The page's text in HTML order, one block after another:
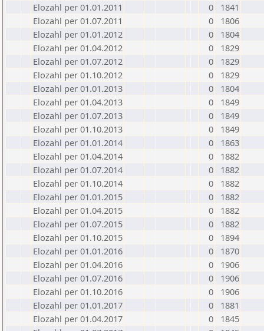
Elozahl per 01.01.2011
0
1841
Elozahl per 01.07.2011
0
1806
Elozahl per 01.01.2012
0
1804
Elozahl per 01.04.2012
0
1829
Elozahl per 01.07.2012
0
1829
Elozahl per 01.10.2012
0
1829
Elozahl per 01.01.2013
0
1804
Elozahl per 01.04.2013
0
1849
Elozahl per 01.07.2013
0
1849
Elozahl per 01.10.2013
0
1849
Elozahl per 01.01.2014
0
1863
Elozahl per 01.04.2014
0
1882
Elozahl per 01.07.2014
0
1882
Elozahl per 01.10.2014
0
1882
Elozahl per 01.01.2015
0
1882
Elozahl per 01.04.2015
0
1882
Elozahl per 01.07.2015
0
1882
Elozahl per 01.10.2015
0
1894
Elozahl per 01.01.2016
0
1870
Elozahl per 01.04.2016
0
1906
Elozahl per 01.07.2016
0
1906
Elozahl per 01.10.2016
0
1906
Elozahl per 01.01.2017
0
1881
Elozahl per 01.04.2017
0
1845